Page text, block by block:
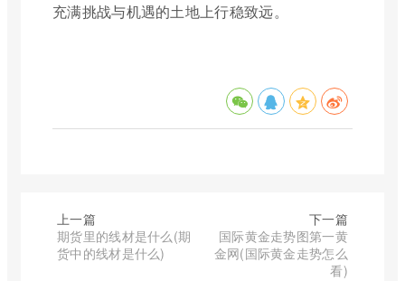
充满挑战与机遇的土地上行稳致远。
上一篇
期货里的线材是什么(期
货中的线材是什么)
下一篇
国际黄金走势图第一黄
金网(国际黄金走势怎么
看)